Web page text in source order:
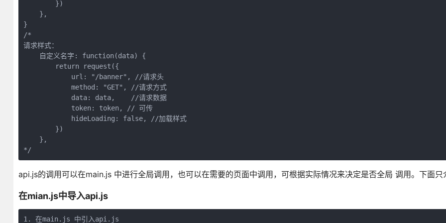
        })
    },
}
/*
请求样式：
    自定义名字: function(data) {
        return request({
            url: "/banner", //请求头
            method: "GET", //请求方式
            data: data,    //请求数据
            token: token, // 可传
            hideLoading: false, //加载样式
        })
    },
api.js的调用可以在main.js 中进行全局调用，也可以在需要的页面中调用，可根据实际情况来决定是否全局 调用。下面只
在mian.js中导入api.js
1. 在main.js 中引入api.js